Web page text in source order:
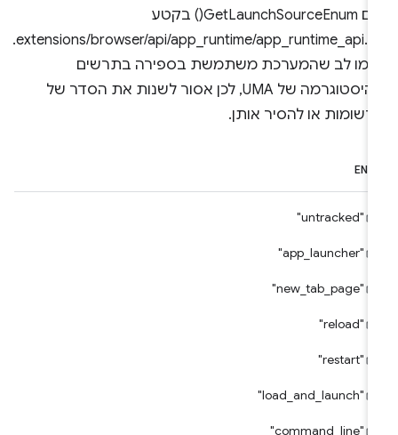
ועם GetLaunchSourceEnum() בקטע
extensions/browser/api/app_runtime/app_runtime_api.cc.
לב שהמערכת משתמשת בספירה בתרשים
ההיסטוגרמה של UMA, לכן אסור לשנות את הסדר של
או להסיר אותן.